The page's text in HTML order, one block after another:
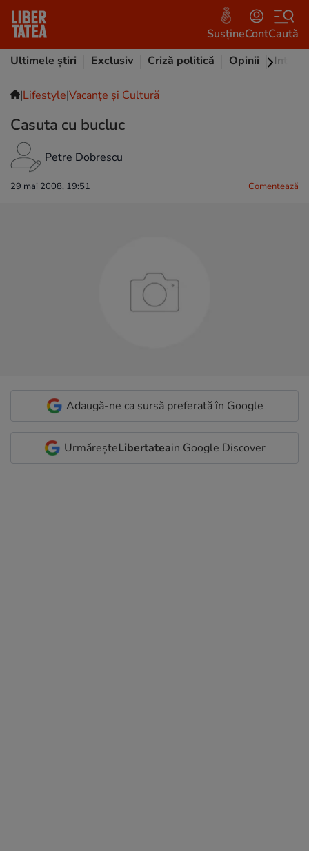
SusțineContCaută
Ultimele știri
Exclusiv Criză politică Opinii
|Lifestyle|Vacanțe și Cultură
Casuta cu bucluc
Petre Dobrescu
29 mai 2008, 19:51 Comentează
Adaugă-ne ca sursă preferată în Google
UrmăreșteLibertateain Google Discover